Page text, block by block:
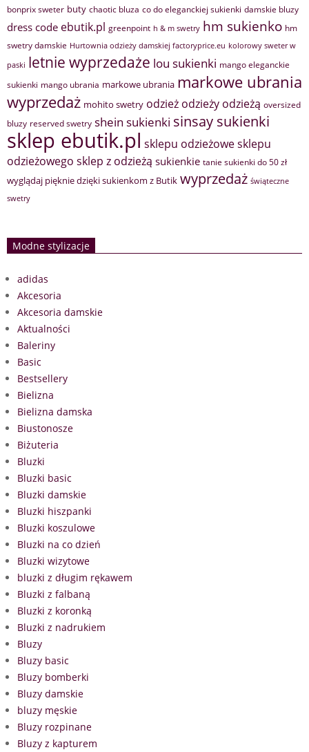
bonprix sweter buty chaotic bluza co do eleganckiej sukienki damskie bluzy
dress code ebutik.pl greenpoint h & m swetry hm sukienko hm
swetry damskie Hurtownia odzieży damskiej factoryprice.eu kolorowy sweter w
paski letnie wyprzedaże lou sukienki mango eleganckie
sukienki mango ubrania markowe ubrania markowe ubrania
wyprzedaż mohito swetry odzież odzieży odzieżą oversized
bluzy reserved swetry shein sukienki sinsay sukienki
sklep ebutik.pl sklepu odzieżowesklepu
odzieżowego sklep z odzieżą sukienkie tanie sukienki do 50 zł
wyglądaj pięknie dzięki sukienkom z Butik wyprzedaż świąteczne
swetry
Modne stylizacje
adidas
Akcesoria
Akcesoria damskie
Aktualności
Baleriny
Basic
Bestsellery
Bielizna
Bielizna damska
Biustonosze
Biżuteria
Bluzki
Bluzki basic
Bluzki damskie
Bluzki hiszpanki
Bluzki koszulowe
Bluzki na co dzień
Bluzki wizytowe
bluzki z długim rękawem
Bluzki z falbaną
Bluzki z koronką
Bluzki z nadrukiem
Bluzy
Bluzy basic
Bluzy bomberki
Bluzy damskie
bluzy męskie
Bluzy rozpinane
Bluzy z kapturem